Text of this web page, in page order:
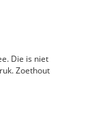
Die is niet
Zoethout